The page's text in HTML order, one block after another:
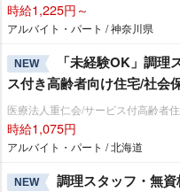
時給1,225円～
アルバイト・パート / 神奈川県
NEW
「未経験OK」調
ス付き高齢者向け住宅/社会
医療法人重仁会/サービス付高齢者
時給1,075円
アルバイト・パート / 北海道
NEW 調理スタッフ・無